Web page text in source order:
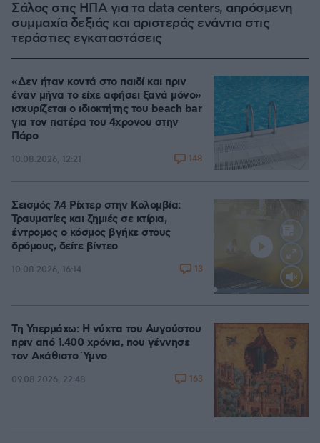
Σάλος στις ΗΠΑ για τα data centers, απρόσμενη
συμμαχία δεξιάς και αριστεράς ενάντια στις
τεράστιες εγκαταστάσεις
«Δεν ήταν κοντά στο παιδί και πριν
έναν μήνα το είχε αφήσει ξανά μόνο»
ισχυρίζεται ο ιδιοκτήτης του beach bar
για τον πατέρα του 4χρονου στην
Πάρο
10.08.2026, 12:21 148
Σεισμός 7,4 Ρίχτερ στην Κολομβία:
Τραυματίες και ζημιές σε κτίρια,
έντρομος ο κόσμος βγήκε στους
δρόμους, δείτε βίντεο
10.08.2026, 16:14 13
Τη Υπερμάχω: Η νύχτα του Αυγούστου
πριν από 1.400 χρόνια, που γέννησε
τον Ακάθιστο Ύμνο
09.08.2026, 22:48 163